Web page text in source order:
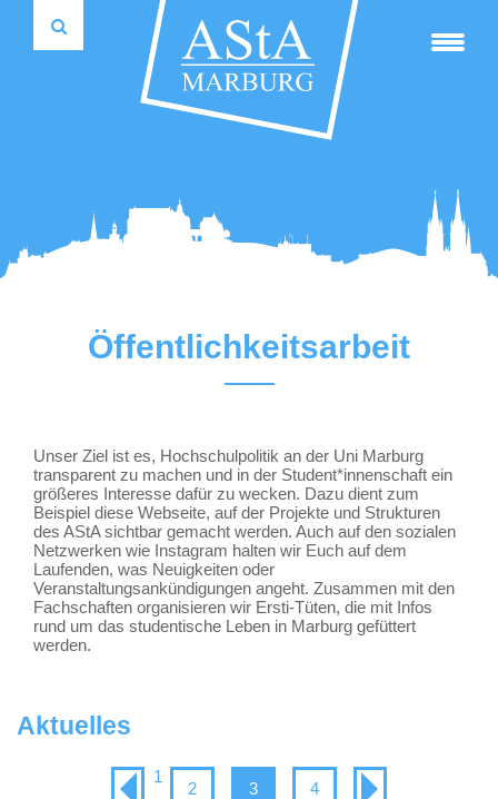
Projektförderung
Semesterticket-Rückerstattung
Transporter mieten
Wahlausschuss
Widerspruchsausschuss
Rechnungsprüfungsausschuss
Universitätspräsidium
Fahrradverleihsystem
Kulturticket
Autonome Tutorien
studentische und universitäre Selbstverwaltung
Informations- & Kommunikationstechnik
75 Jahre marburger Politikwissenschaft
autonome Tutorien
Pressemitteilungen
Reader & weiterer Lesestoff
Satzungen und Ordnungen
Öffentlichkeitsarbeit
Unser Ziel ist es, Hochschulpolitik an der Uni Marburg
transparent zu machen und in der Student*innenschaft ein
größeres Interesse dafür zu wecken. Dazu dient zum
Beispiel diese Webseite, auf der Projekte und Strukturen
des AStA sichtbar gemacht werden. Auch auf den sozialen
Netzwerken wie Instagram halten wir Euch auf dem
Laufenden, was Neuigkeiten oder
Veranstaltungsankündigungen angeht. Zusammen mit den
Fachschaften organisieren wir Ersti-Tüten, die mit Infos
rund um das studentische Leben in Marburg gefüttert
werden.
Aktuelles
1
2 3 4